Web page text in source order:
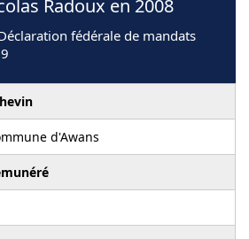
Radoux en 2008
fédérale de mandats
d'Awans